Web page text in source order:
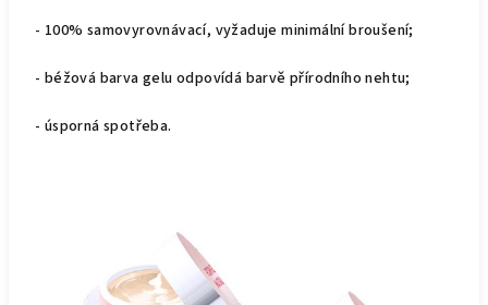
- 100% samovyrovnávací, vyžaduje minimální broušení;
- béžová barva gelu odpovídá barvě přírodního nehtu;
- úsporná spotřeba.